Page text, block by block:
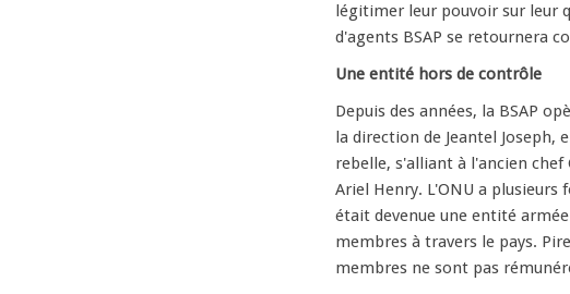
légitimer leur pouvoir sur leur
d'agents BSAP se retournera
Une entité hors de contrôle
Depuis des années, la BSAP
la direction de Jeantel Joseph,
rebelle, s'alliant à l'ancien
Ariel Henry. L'ONU a plusieurs
était devenue une entité
membres à travers le pays.
membres ne sont pas